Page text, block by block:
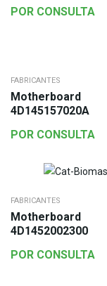
POR CONSULTA
FABRICANTES
Motherboard
4D145157020A
POR CONSULTA
FABRICANTES
Motherboard
4D1452002300
POR CONSULTA